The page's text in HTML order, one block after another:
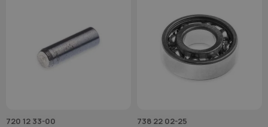
720 12 33-00 738 22 02-25